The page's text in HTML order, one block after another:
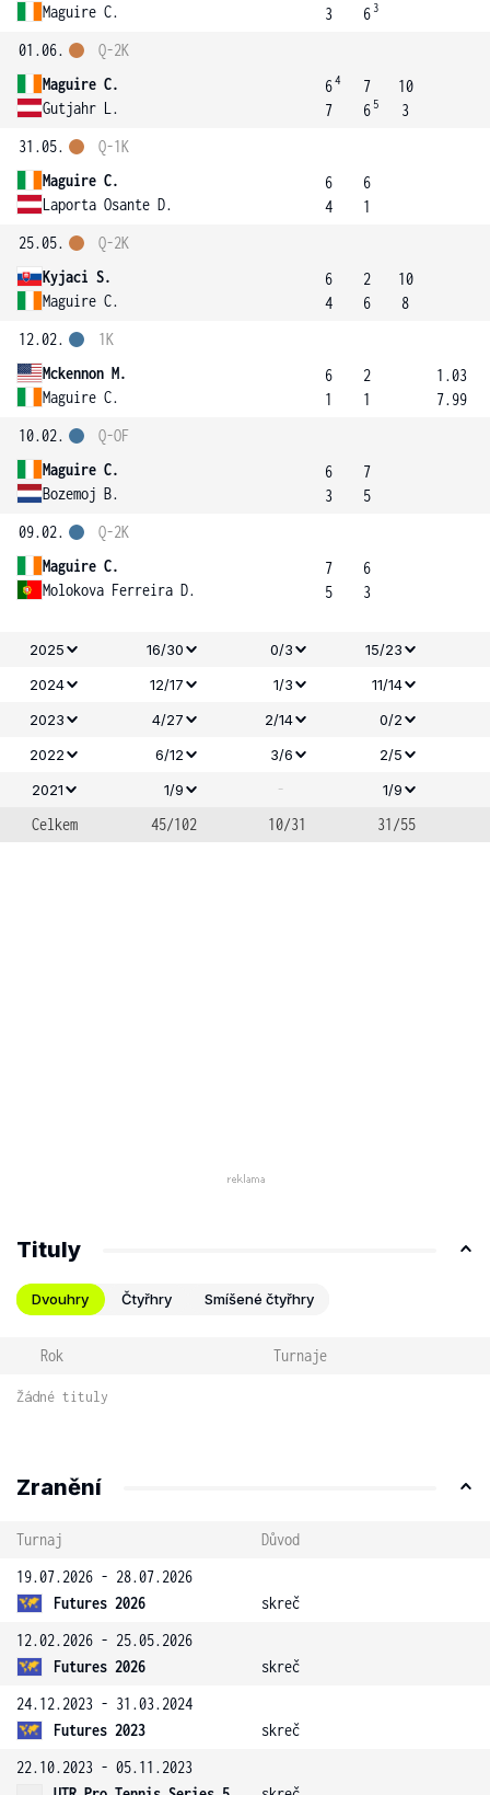
Maguire C.
3
6 3
01.06.
Maguire C.
Gutjahr L.
Q-2K
64
7
7
6 5
10
3
31.05.
Maguire C.
Laporta Osante D.
Q-1K
6
4
6
1
25.05.
Kyjaci S.
Maguire C.
Q-2K
6
4
2
6
10
8
12.02.
Mckennon M.
Maguire C.
1K
6
1
2
1
1.03
7.99
10.02.
Maguire C.
Bozemoj B.
Q-OF
6
3
7
5
09.02.
Maguire C.
Molokova Ferreira D.
Q-2K
7
5
6
3
2025 16/30 0/3
15/23
2024
12/17 1/3
11/14
2023
4/27 2/14
0/2
2022
6/12 3/6
2/5
2021
1/9 - 1/9
Celkem 45/102 10/31 31/55
Tituly
Dvouhry Čtyřhry Smíšené čtyřhry
Rok Turnaje
Žádné tituly
Zranění
Turnaj
Důvod
19.07.2026 - 28.07.2026
Futures 2026
skreč
12.02.2026 - 25.05.2026
Futures 2026
skreč
24.12.2023 - 31.03.2024
Futures 2023
skreč
22.10.2023 - 05.11.2023